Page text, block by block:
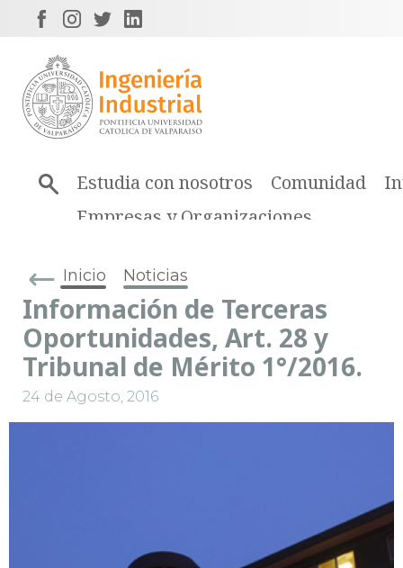
Estudia con nosotros Comunidad
Empresas y Organizaciones
Inicio Noticias
Información de Terceras
Oportunidades, Art. 28 y
Tribunal de Mérito 1°/2016.
24 de Agosto, 2016